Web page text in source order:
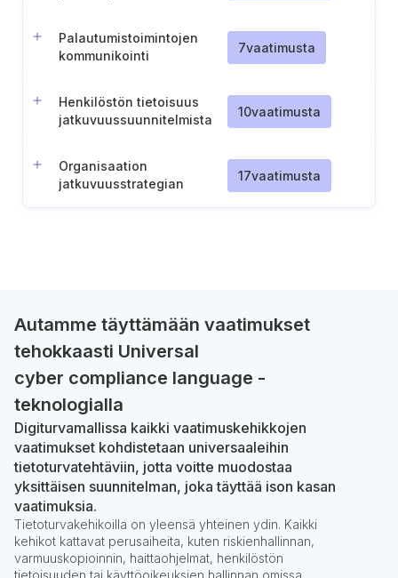
Palautumistoimintojen
kommunikointi
7vaatimusta
Henkilöstön tietoisuus
jatkuvuussuunnitelmista
10vaatimusta
Organisaation
jatkuvuusstrategian
17vaatimusta
Autamme täyttämään vaatimukset
tehokkaasti Universal
cyber compliance language -
teknologialla
Digiturvamallissa kaikki vaatimuskehikkojen
vaatimukset kohdistetaan universaaleihin
tietoturvatehtäviin, jotta voitte muodostaa
yksittäisen suunnitelman, joka täyttää ison kasan
vaatimuksia.
Tietoturvakehikoilla on yleensä yhteinen ydin. Kaikki
kehikot kattavat perusaiheita, kuten riskienhallinnan,
varmuuskopioinnin, haittaohjelmat, henkilöstön
tietoisuuden tai käyttöoikeuksien hallinnan omissa